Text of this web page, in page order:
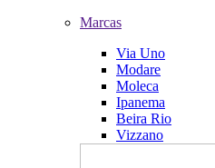
Marcas
Via Uno
Modare
Moleca
Ipanema
Beira Rio
Vizzano